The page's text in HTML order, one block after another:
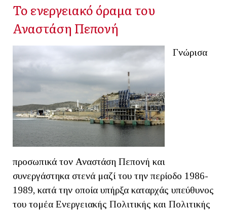
Το ενεργειακό όραμα του
Αναστάση Πεπονή
Γνώρισα
προσωπικά τον Αναστάση Πεπονή και
συνεργάστηκα στενά μαζί του την περίοδο 1986-
1989, κατά την οποία υπήρξα καταρχάς υπεύθυνος
του τομέα Ενεργειακής Πολιτικής και Πολιτικής